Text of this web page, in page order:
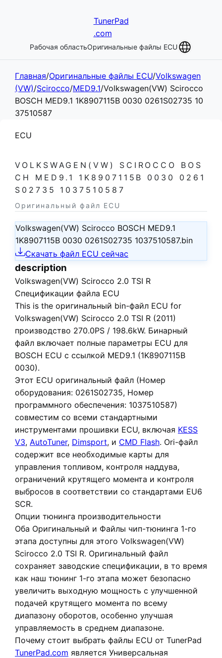
TunerPad
.com
Рабочая областьОригинальные файлы ECU
Главная/Оригинальные файлы ECU/Volkswagen
(VW)/Scirocco/MED9.1/Volkswagen(VW) Scirocco
BOSCH MED9.1 1K8907115B 0030 0261S02735 10
37510587
ECU
VOLKSWAGEN(VW) SCIROCCO BOS
CH MED9.1 1K8907115B 0030 0261
S02735 1037510587
Оригинальный файл ECU
Volkswagen(VW) Scirocco BOSCH MED9.1
1K8907115B 0030 0261S02735 1037510587.bin
Скачать файл ECU сейчас
description
Volkswagen(VW) Scirocco 2.0 TSI R
Спецификации файла ECU
This is the оригинальный bin-файл ECU for
Volkswagen(VW) Scirocco 2.0 TSI R (2011)
производство 270.0PS / 198.6kW. Бинарный
файл включает полные параметры ECU для
BOSCH ECU с ссылкой MED9.1 (1K8907115B
0030).
Этот ECU оригинальный файл (Номер
оборудования: 0261S02735, Номер
программного обеспечения: 1037510587)
совместим со всеми стандартными
инструментами прошивки ECU, включая KESS
V3, AutoTuner, Dimsport, и CMD Flash. Ori-файл
содержит все необходимые карты для
управления топливом, контроля наддува,
ограничений крутящего момента и контроля
выбросов в соответствии со стандартами EU6
SCR.
Опции тюнинга производительности
Оба Оригинальный и Файлы чип-тюнинга 1-го
этапа доступны для этого Volkswagen(VW)
Scirocco 2.0 TSI R. Оригинальный файл
сохраняет заводские спецификации, в то время
как наш тюнинг 1-го этапа может безопасно
увеличить выходную мощность с улучшенной
подачей крутящего момента по всему
диапазону оборотов, особенно улучшая
управляемость в среднем диапазоне.
Почему стоит выбрать файлы ECU от TunerPad
TunerPad.com является Универсальная